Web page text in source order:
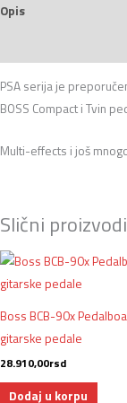
Opis
PSA serija je
BOSS Compact i Tvin
Multi-effects i još
Slični proizvodi
Boss BCB-90x
gitarske pedale
28.910,00rsd
Dodaj u korpu